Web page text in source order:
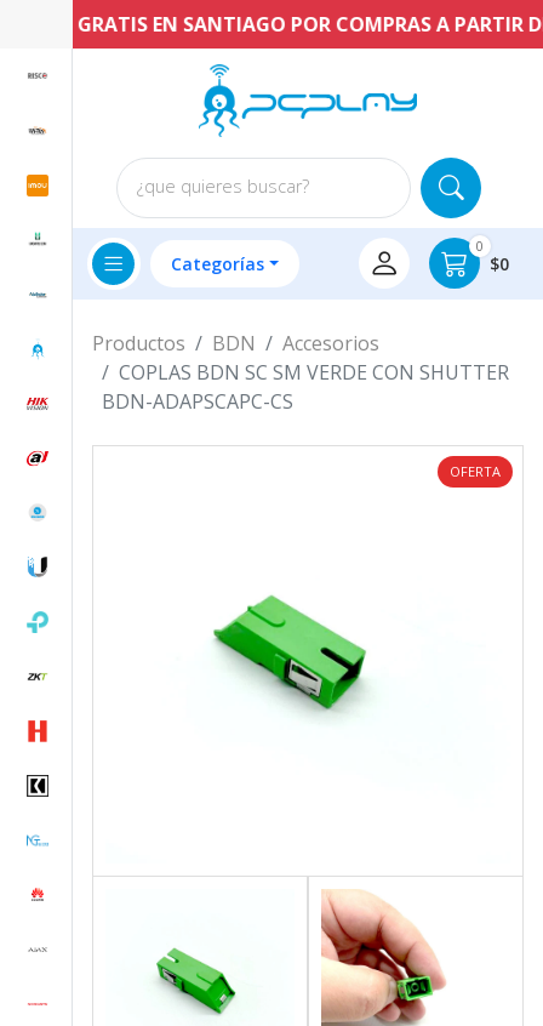
GRATIS EN SANTIAGO POR COMPRAS A PARTIR DE
¿que quieres buscar?
Categorías
0
$0
Productos BDN
Accesorios
COPLAS BDN SC SM VERDE CON SHUTTER
BDN-ADAPSCAPC-CS
OFERTA